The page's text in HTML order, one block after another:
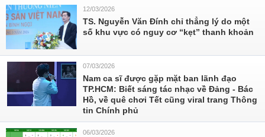
12/03/2026
TS. Nguyễn Văn Đính chỉ thẳng lý do một
số khu vực có nguy cơ “kẹt” thanh khoản
07/03/2026
Nam ca sĩ được gặp mặt ban lãnh đạo
TP.HCM: Biết sáng tác nhạc về Đảng - Bác
Hồ, về quê chơi Tết cũng viral trang Thông
tin Chính phủ
06/03/2026